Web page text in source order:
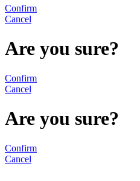
Confirm
Cancel
Are you sure?
Confirm
Cancel
Are you sure?
Confirm
Cancel